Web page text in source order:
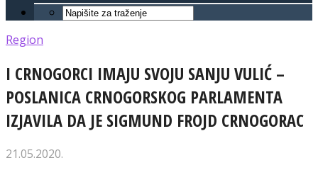
Region
I CRNOGORCI IMAJU SVOJU SANJU VULIĆ –
POSLANICA CRNOGORSKOG PARLAMENTA
IZJAVILA DA JE SIGMUND FROJD CRNOGORAC
21.05.2020.